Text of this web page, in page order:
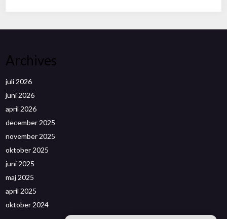
Archives
juli 2026
juni 2026
april 2026
december 2025
november 2025
oktober 2025
juni 2025
maj 2025
april 2025
oktober 2024